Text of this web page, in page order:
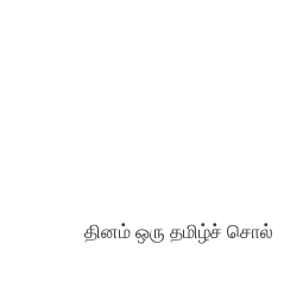
தினம் ஒரு தமிழ்ச் சொல்